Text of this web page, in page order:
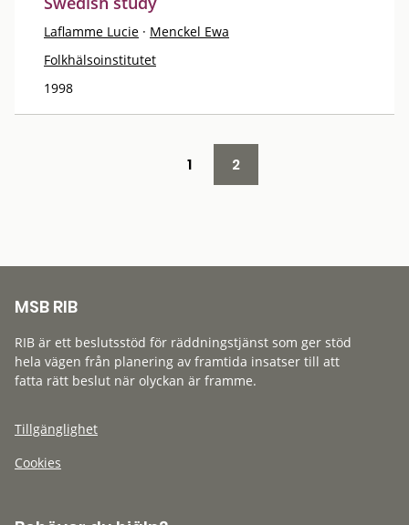
Laflamme Lucie · Menckel Ewa
Folkhälsoinstitutet
1998
1 2
MSB RIB
RIB är ett beslutsstöd för räddningstjänst som ger stöd
hela vägen från planering av framtida insatser till att
fatta rätt beslut när olyckan är framme.
Tillgänglighet
Cookies